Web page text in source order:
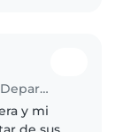
Niñera en La Guardia (Departamento de Santa Cruz)
y mi